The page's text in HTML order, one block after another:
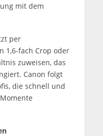
mit dem
per
1,6-fach Crop oder
zuweisen, das
Canon folgt
die schnell und